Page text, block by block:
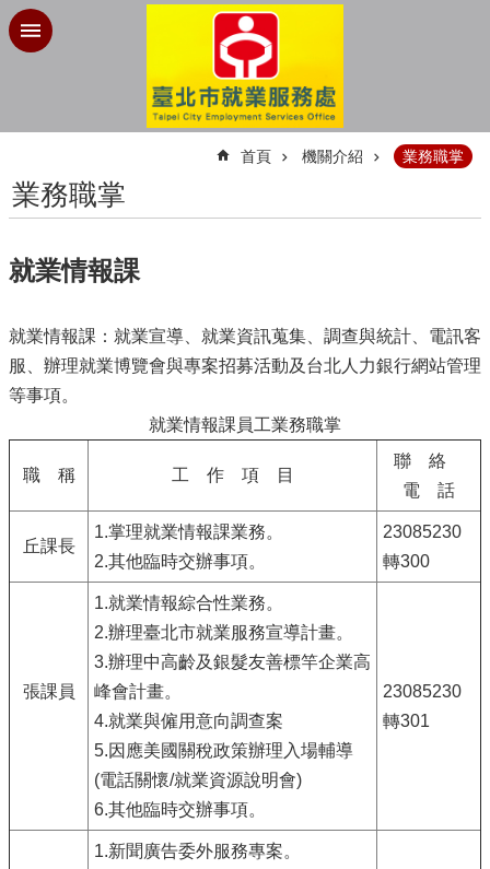
跳到主要內容區塊
首頁 機關介紹 業務職掌
業務職掌
就業情報課
就業情報課：就業宣導、就業資訊蒐集、調查與統計、電訊客
服、辦理就業博覽會與專案招募活動及台北人力銀行網站管理
等事項。
職 稱 工 作 項 目
聯 絡
電 話
就業情報課員工業務職掌
丘課長
1.掌理就業情報課業務。
2.其他臨時交辦事項。
23085230
轉300
張課員
1.就業情報綜合性業務。
2.辦理臺北市就業服務宣導計畫。
3.辦理中高齡及銀髮友善標竿企業高
峰會計畫。
4.就業與僱用意向調查案
5.因應美國關稅政策辦理入場輔導
(電話關懷/就業資源說明會)
6.其他臨時交辦事項。
23085230
轉301
1.新聞廣告委外服務專案。